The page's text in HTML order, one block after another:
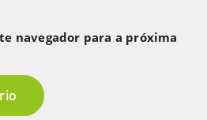
navegador para a próxima